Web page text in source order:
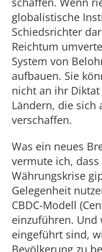
globalistische
Schiedsrichter
Reichtum
System von
aufbauen. Sie
nicht an ihr
Ländern, die sich
verschaffen.
Was ein neues
vermute ich,
Währungskrise
Gelegenheit
CBDC-Modell
einzuführen. Und
eingeführt sind,
Bevölkerung zu